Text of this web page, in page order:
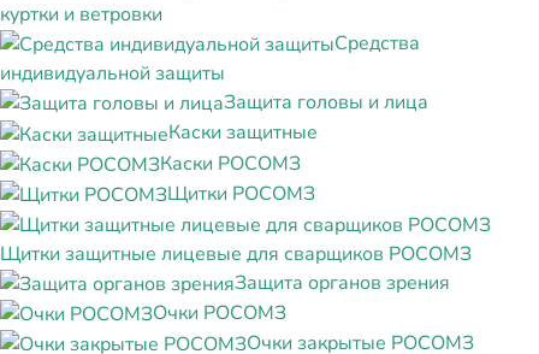
куртки и ветровки
Средства
индивидуальной защиты
Защита головы и лица
Каски защитные
Каски РОСОМЗ
Щитки РОСОМЗ
Щитки защитные лицевые для сварщиков РОСОМЗ
Защита органов зрения
Очки РОСОМЗ
Очки закрытые РОСОМЗ